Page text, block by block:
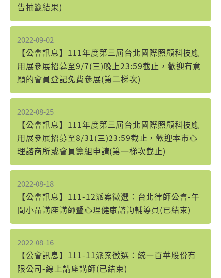
告抽籤結果)
2022-09-02
【公會訊息】111年度第三屆台北國際照顧科技應
用展參展招募至9/7(三)晚上23:59截止，歡迎有意
願的會員登記免費參展(第二梯次)
2022-08-25
【公會訊息】111年度第三屆台北國際照顧科技應
用展參展招募至8/31(三)23:59截止，歡迎本市心
理諮商所或會員籌組申請(第一梯次截止)
2022-08-18
【公會訊息】111-12派案徵選：台北律師公會-午
間小品講座講師暨心理健康諮詢輔導員(已結束)
2022-08-16
【公會訊息】111-11派案徵選：統一百華股份有
限公司-線上講座講師(已結束)